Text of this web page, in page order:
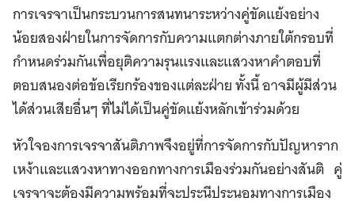
การเจรจาเป็นกระบวนการสนทนาระหว่างคู่ขัดแย้งอย่าง
น้อยสองฝ่ายในการจัดการกับความแตกต่างภายใต้กรอบที่
กำหนดร่วมกันเพื่อยุติความรุนแรงและแสวงหาคำตอบที่
ตอบสนองต่อข้อเรียกร้องของแต่ละฝ่าย ทั้งนี้ อาจมีผู้มีส่วน
ได้ส่วนเสียอื่นๆ ที่ไม่ได้เป็นคู่ขัดแย้งหลักเข้าร่วมด้วย
หัวใจองการเจรจาสันติภาพจึงอยู่ที่การจัดการกับปัญหาราก
เหง้าและแสวงหาทางออกทางการเมืองร่วมกันอย่างสันติ คู่
เจรจาจะต้องมีความพร้อมที่จะประนีประนอมทางการเมือง